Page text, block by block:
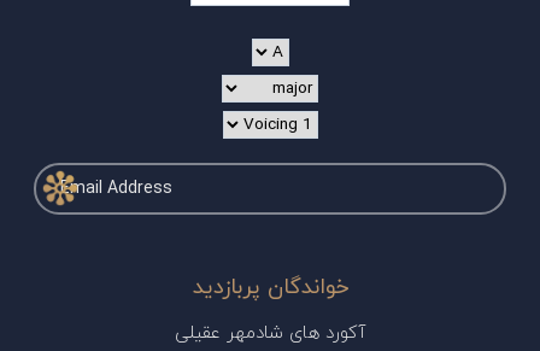
خواندگان پربازدید
آکورد های شادمهر عقیلی